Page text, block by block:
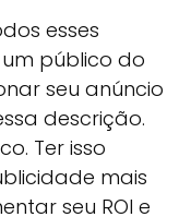
esses
público do
seu anúncio
descrição.
Ter isso
mais
seu ROI e